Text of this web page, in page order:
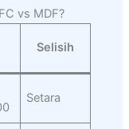
vs MDF?
Selisih
Setara